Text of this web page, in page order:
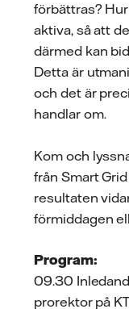
förbättras?
aktiva, så att
därmed kan
Detta är
och det är
handlar om.
Kom och
från Smart
resultaten
förmiddagen
Program:
09.30
prorektor på